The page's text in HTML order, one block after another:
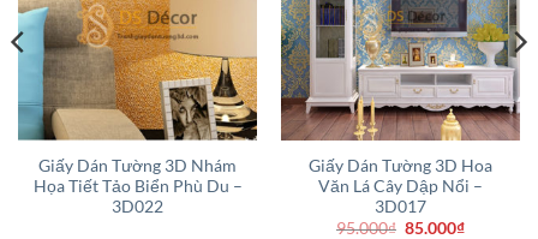
Giấy Dán Tường 3D Nhám
Họa Tiết Tảo Biển Phù Du –
3D022
Giấy Dán Tường 3D Hoa
Văn Lá Cây Dập Nổi –
3D017
95.000₫ Giá
85.000₫Giá